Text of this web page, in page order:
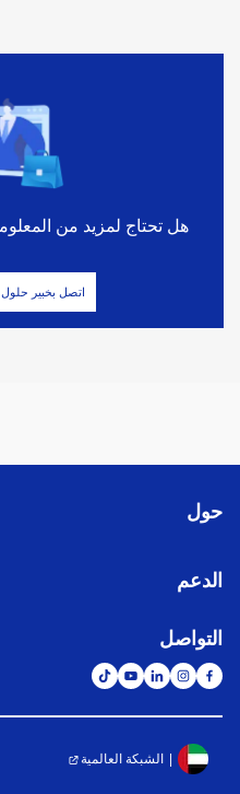
هل تحتاج لمزيد من
اتصل بخبير حلول
حول
الدعم
التواصل
الشبكة العالمية